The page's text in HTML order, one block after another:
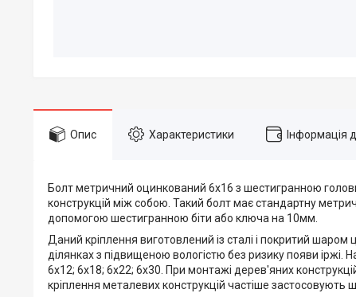
Опис Характеристики Інформація
Болт метричний оцинкований 6х16 з шестигранною
конструкцій між собою. Такий болт має стандартну
допомогою шестигранною біти або ключа на 10мм.
Даний кріплення виготовлений із сталі і покритий
ділянках з підвищеною вологістю без ризику появи іржі.
6х12; 6х18; 6х22; 6х30. При монтажі дерев'яних
кріплення металевих конструкцій частіше застосовують